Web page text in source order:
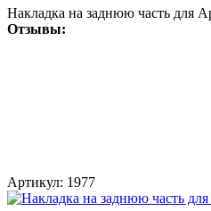
Накладка на заднюю часть для
Отзывы:
Артикул: 1977